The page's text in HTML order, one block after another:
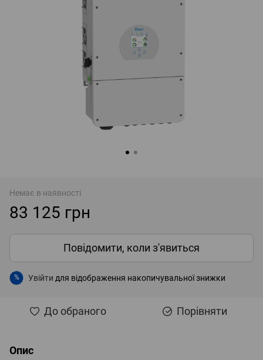
Немає в наявності
83 125 грн
Повідомити, коли з'явиться
% Увійти для відображення накопичувальної знижки
До обраного Порівняти
Опис